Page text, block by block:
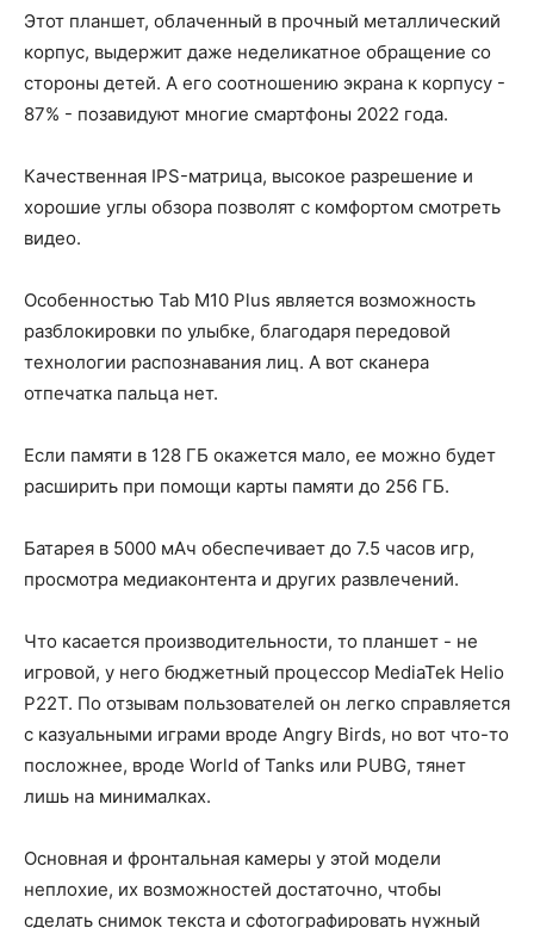
Этот планшет, облаченный в прочный металлический
корпус, выдержит даже неделикатное обращение со
стороны детей. А его соотношению экрана к корпусу -
87% - позавидуют многие смартфоны 2022 года.
Качественная IPS-матрица, высокое разрешение и
хорошие углы обзора позволят с комфортом смотреть
видео.
Особенностью Tab M10 Plus является возможность
разблокировки по улыбке, благодаря передовой
технологии распознавания лиц. А вот сканера
отпечатка пальца нет.
Если памяти в 128 ГБ окажется мало, ее можно будет
расширить при помощи карты памяти до 256 ГБ.
Батарея в 5000 мАч обеспечивает до 7.5 часов игр,
просмотра медиаконтента и других развлечений.
Что касается производительности, то планшет - не
игровой, у него бюджетный процессор MediaTek Helio
P22T. По отзывам пользователей он легко справляется
с казуальными играми вроде Angry Birds, но вот что-то
посложнее, вроде World of Tanks или PUBG, тянет
лишь на минималках.
Основная и фронтальная камеры у этой модели
неплохие, их возможностей достаточно, чтобы
сделать снимок текста и сфотографировать нужный